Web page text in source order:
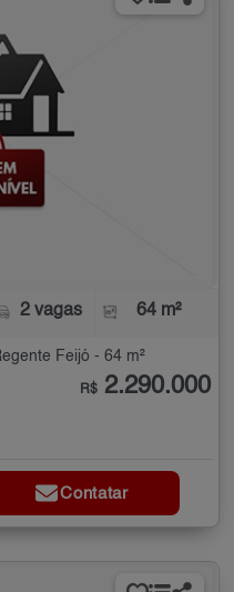
2 vagas 64 m²
Feijó - 64 m²
R$ 2.290.000
Contatar